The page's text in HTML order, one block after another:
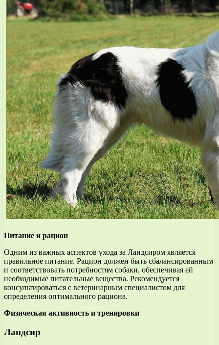
Питание и рацион
Одним из важных аспектов ухода за Ландсиром является
правильное питание. Рацион должен быть сбалансированным
и соответствовать потребностям собаки, обеспечивая ей
необходимые питательные вещества. Рекомендуется
консультироваться с ветеринарным специалистом для
определения оптимального рациона.
Физическая активность и тренировки
Ландсир